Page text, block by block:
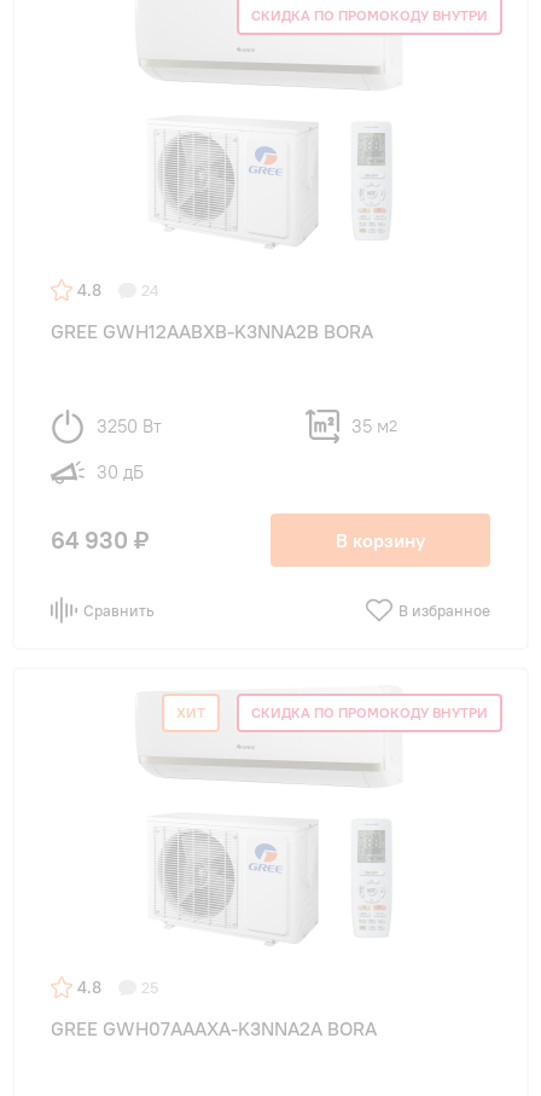
СКИДКА ПО ПРОМОКОДУ ВНУТРИ
4.8 24
GREE GWH12AABXB-K3NNA2B BORA
3250 Вт 35 м2
30 дБ
64 930 ₽ В корзину
Сравнить В избранное
ХИТ СКИДКА ПО ПРОМОКОДУ ВНУТРИ
4.8 25
GREE GWH07AAAXA-K3NNA2A BORA